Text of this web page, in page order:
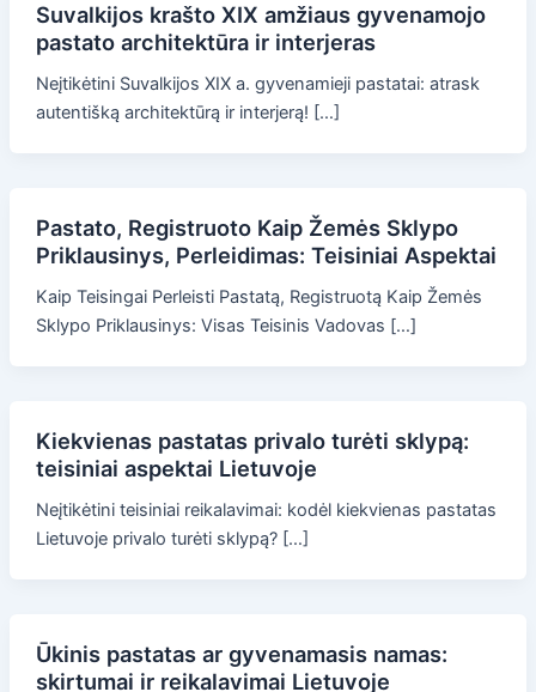
Suvalkijos krašto XIX amžiaus gyvenamojo
pastato architektūra ir interjeras
Neįtikėtini Suvalkijos XIX a. gyvenamieji pastatai: atrask
autentišką architektūrą ir interjerą! […]
Pastato, Registruoto Kaip Žemės Sklypo
Priklausinys, Perleidimas: Teisiniai Aspektai
Kaip Teisingai Perleisti Pastatą, Registruotą Kaip Žemės
Sklypo Priklausinys: Visas Teisinis Vadovas […]
Kiekvienas pastatas privalo turėti sklypą:
teisiniai aspektai Lietuvoje
Neįtikėtini teisiniai reikalavimai: kodėl kiekvienas pastatas
Lietuvoje privalo turėti sklypą? […]
Ūkinis pastatas ar gyvenamasis namas:
skirtumai ir reikalavimai Lietuvoje